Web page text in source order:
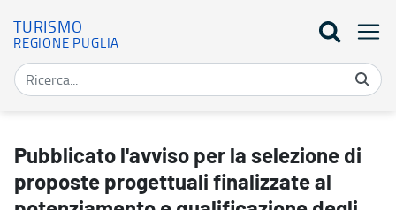
TURISMO
REGIONE PUGLIA
Pubblicato l'avviso per la selezione di
proposte progettuali finalizzate al